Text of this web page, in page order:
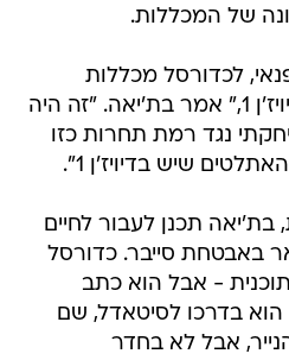
של המכללות.
לכדורסל מכללות
קהילתיות ומשם ישר לדיויז'ן 1," אמר בת'יאה. "זה היה
נגד רמת תחרות כזו
שיש בדיויז'ן 1".
תכנן לעבור לחיים
באבטחת סייבר. כדורסל
- אבל הוא כתב
בדרכו לסיטאדל, שם
אבל לא בחדר